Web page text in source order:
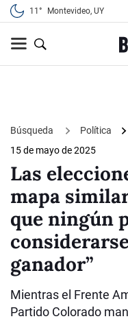
11° Montevideo, UY
Búsqueda Política
15 de mayo de 2025
Las
mapa
que ningún
ganador”
Mientras el Frente
Partido Colorado